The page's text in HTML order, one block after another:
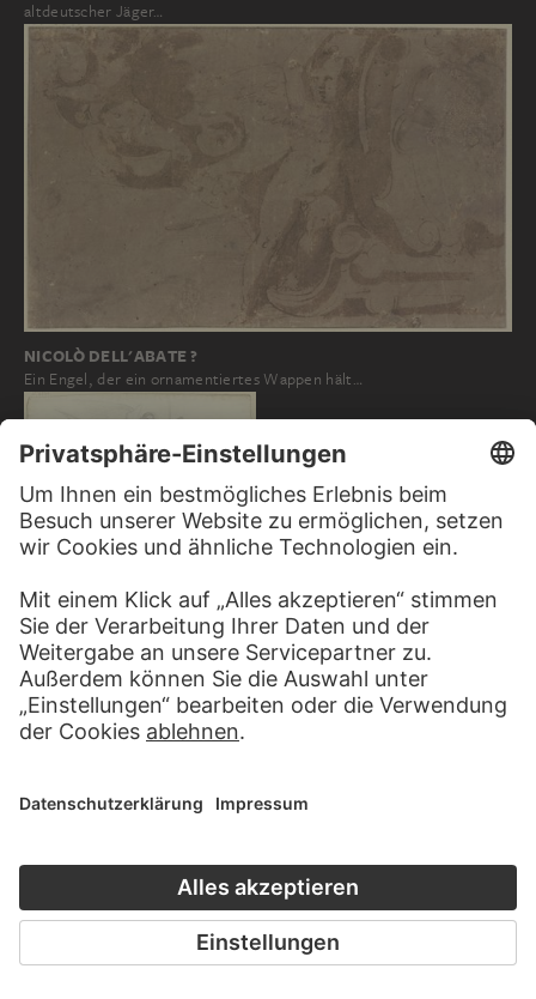
altdeutscher Jäger…
NICOLÒ DELL'ABATE ?
Ein Engel, der ein ornamentiertes Wappen hält…
FERDINAND FELLNER
Ein Engel und ein Teufel streiten
um die Seele eines Gefallenen